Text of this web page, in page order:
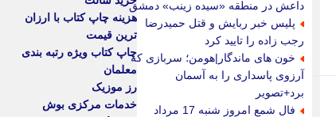
داعش در منطقه «سیده زینب» دمشق
پلیس خبر ربایش و قتل حمیدرضا
رجب زاده را تایید کرد
خون های ماندگار|هومن؛ سربازی که
آرزوی پاسداری را به آسمان
برد+تصویر
فال شمع امروز شنبه 17 مرداد
هزینه چاپ کتاب با ارزان
ترین قیمت
چاپ کتاب ویژه رتبه بندی
معلمان
رز موزیک
خدمات مرکزی بوش